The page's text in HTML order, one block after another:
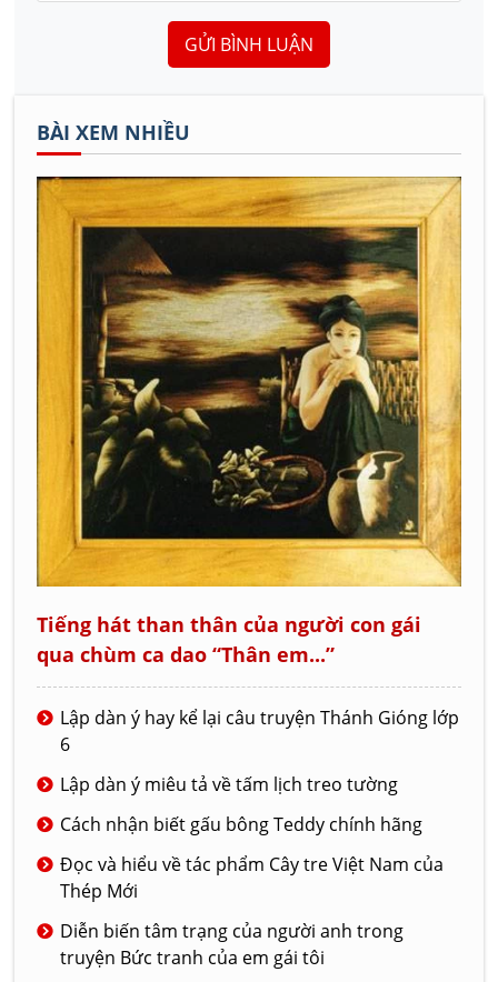
GỬI BÌNH LUẬN
BÀI XEM NHIỀU
Tiếng hát than thân của người con gái
qua chùm ca dao “Thân em...”
Lập dàn ý hay kể lại câu truyện Thánh Gióng lớp
6
Lập dàn ý miêu tả về tấm lịch treo tường
Cách nhận biết gấu bông Teddy chính hãng
Đọc và hiểu về tác phẩm Cây tre Việt Nam của
Thép Mới
Diễn biến tâm trạng của người anh trong
truyện Bức tranh của em gái tôi